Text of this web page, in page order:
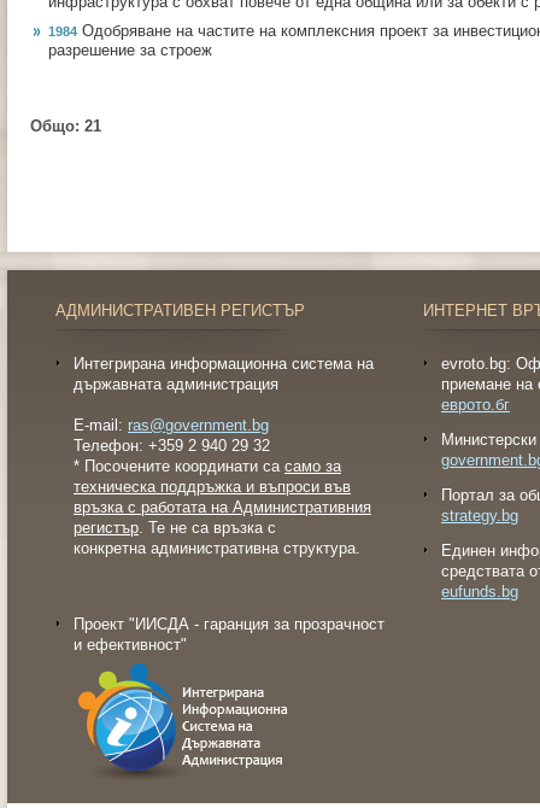
1984 Одобряване на частите на комплексния проект за
разрешение за строеж
Общо: 21
АДМИНИСТРАТИВЕН РЕГИСТЪР
Интегрирана информационна система на
държавната администрация
E-mail: ras@government.bg
Телефон: +359 2 940 29 32
* Посочените координати са само за
техническа поддръжка и въпроси във
връзка с работата на Административния
регистър. Те не са връзка с
конкретна административна структура.
Проект "ИИСДА - гаранция за прозрачност
и ефективност"
ИНТЕРНЕТ
evroto.bg:
приемане на
еврото.бг
Портал за
strategy.bg
Eдинен
средствата
eufunds.bg